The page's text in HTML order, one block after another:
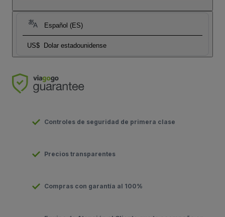
Español (ES)
US$ Dolar estadounidense
Controles de seguridad de primera clase
Precios transparentes
Compras con garantía al 100%